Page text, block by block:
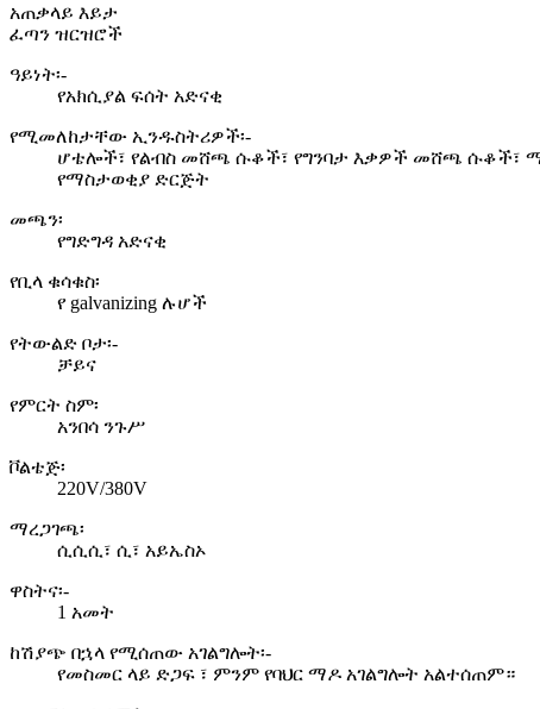
አጠቃላይ እይታ
ፈጣን ዝርዝሮች
ዓይነት፡-
የአክሲያል ፍሰት አድናቂ
የሚመለከታቸው ኢንዱስትሪዎች፡-
ሆቴሎች፣ የልብስ መሸጫ ሱቆች፣ የግንባታ እቃዎች መሸጫ ሱቆች፣
የማስታወቂያ ድርጅት
መጫን፡
የግድግዳ አድናቂ
የቢላ ቁሳቁስ፡
የ galvanizing ሉሆች
የትውልድ ቦታ፡-
ቻይና
የምርት ስም፡
አንበሳ ንጉሥ
ቮልቴጅ፡
220V/380V
ማረጋገጫ፡
ሲሲሲ፣ ሲ፣ አይኤስኦ
ዋስትና፡-
1 አመት
ከሽያጭ በኋላ የሚሰጠው አገልግሎት፡-
የመስመር ላይ ድጋፍ ፣ ምንም የባህር ማዶ አገልግሎት አልተሰጠም።